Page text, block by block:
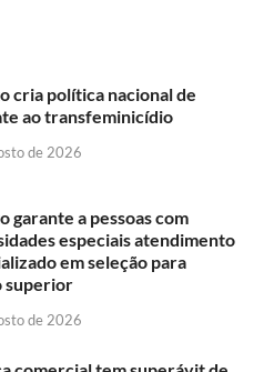
cria política nacional de
ao transfeminicídio
de 2026
garante a pessoas com
especiais atendimento
em seleção para
superior
de 2026